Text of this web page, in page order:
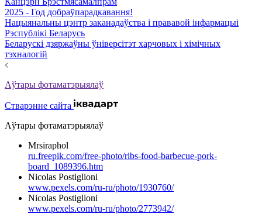
2025 - Год добраўпарадкавання!
Нацыянальны цэнтр заканадаўства і прававой інфармацыі
Рэспублікі Беларусь
Беларускі дзяржаўны ўніверсітэт харчовых і хімічных
тэхналогій
Аўтары фотаматэрыялаў
Стварэнне сайта
Аўтары фотаматэрыялаў
Mrsiraphol
ru.freepik.com/free-photo/ribs-food-barbecue-pork-
board_1089396.htm
Nicolas Postiglioni
www.pexels.com/ru-ru/photo/1930760/
Nicolas Postiglioni
www.pexels.com/ru-ru/photo/2773942/